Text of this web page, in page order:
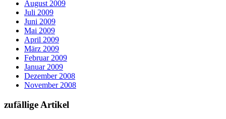
August 2009
Juli 2009
Juni 2009
Mai 2009
April 2009
März 2009
Februar 2009
Januar 2009
Dezember 2008
November 2008
zufällige Artikel